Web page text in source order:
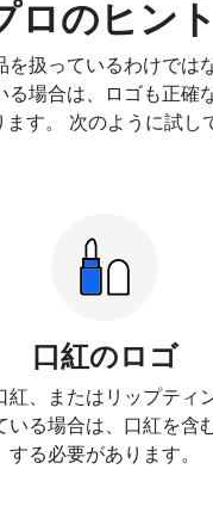
ロのヒン
を扱っているわけでは
る場合は、ロゴも正確
す。 次のように試し
口紅のロゴ
紅、またはリップティ
いる場合は、口紅を含
する必要があります。